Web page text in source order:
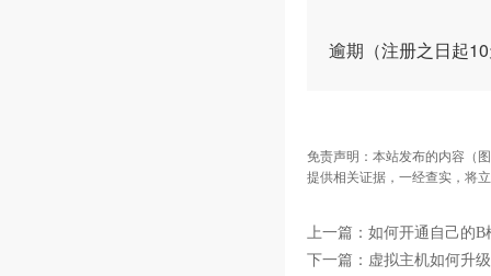
逾期（注册之日起
免责声明：本站发布的内容（
提供相关证据，一经查实，将
上一篇： 如何开通自己的B
下一篇： 虚拟主机如何升